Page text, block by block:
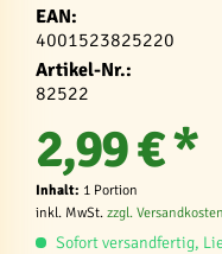
EAN:
4001523825220
Artikel-Nr.:
82522
2,99 € *
Inhalt: 1 Portion
inkl. MwSt. zzgl. Versandkosten
Sofort versandfertig,